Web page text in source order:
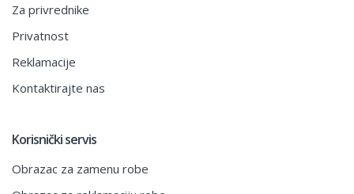
Za privrednike
Privatnost
Reklamacije
Kontaktirajte nas
Korisnički servis
Obrazac za zamenu robe